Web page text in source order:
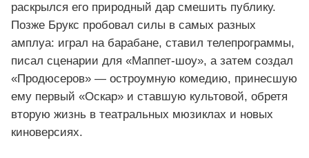
раскрылся его природный дар смешить публику.
Позже Брукс пробовал силы в самых разных
амплуа: играл на барабане, ставил телепрограммы,
писал сценарии для «Маппет‑шоу», а затем создал
«Продюсеров» — остроумную комедию, принесшую
ему первый «Оскар» и ставшую культовой, обретя
вторую жизнь в театральных мюзиклах и новых
киноверсиях.